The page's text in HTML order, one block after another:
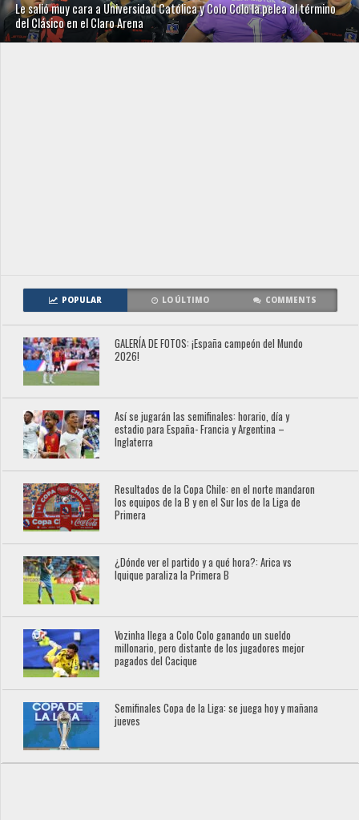
Le salió muy cara a Universidad Católica y Colo Colo la pelea al término
del Clásico en el Claro Arena
POPULAR LO ÚLTIMO COMMENTS
GALERÍA DE FOTOS: ¡España campeón del Mundo
2026!
Así se jugarán las semifinales: horario, día y
estadio para España- Francia y Argentina –
Inglaterra
Resultados de la Copa Chile: en el norte mandaron
los equipos de la B y en el Sur los de la Liga de
Primera
¿Dónde ver el partido y a qué hora?: Arica vs
Iquique paraliza la Primera B
Vozinha llega a Colo Colo ganando un sueldo
millonario, pero distante de los jugadores mejor
pagados del Cacique
Semifinales Copa de la Liga: se juega hoy y mañana
jueves